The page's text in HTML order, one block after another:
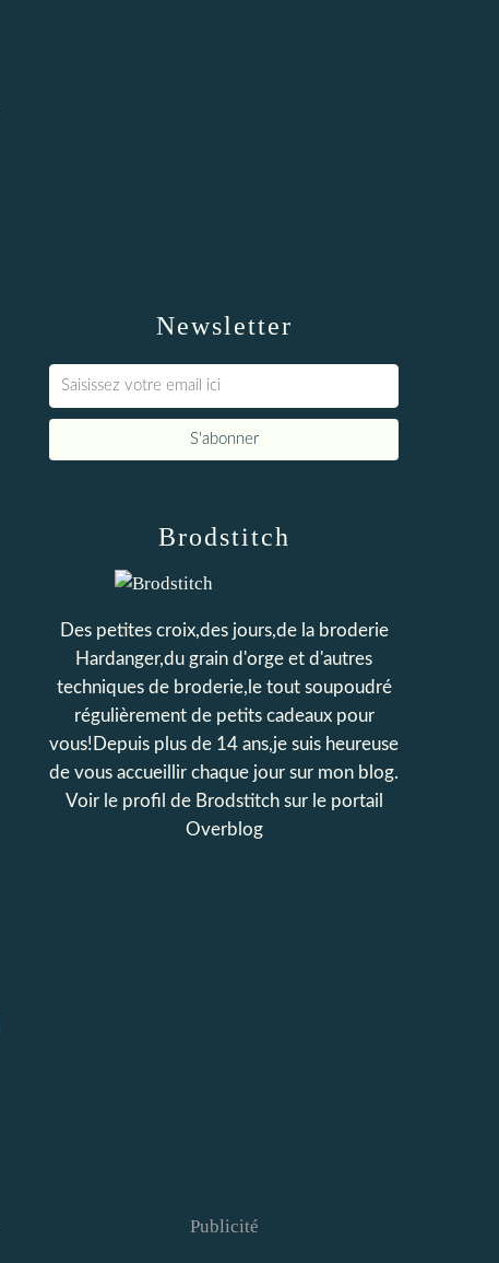
Newsletter
Brodstitch
Des petites croix,des jours,de la broderie
Hardanger,du grain d'orge et d'autres
techniques de broderie,le tout soupoudré
régulièrement de petits cadeaux pour
vous!Depuis plus de 14 ans,je suis heureuse
de vous accueillir chaque jour sur mon blog.
Voir le profil de Brodstitchsur le portail
Overblog
Publicité